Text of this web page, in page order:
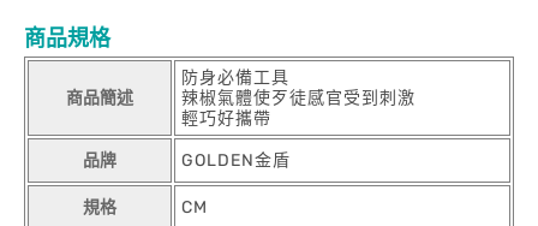
商品規格
商品簡述
防身必備工具
辣椒氣體使歹徒感官受到刺激
輕巧好攜帶
品牌 GOLDEN金盾
規格 CM